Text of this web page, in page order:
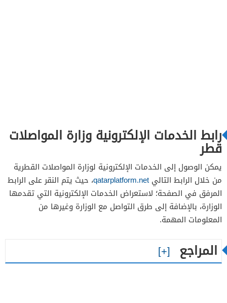
رابط الخدمات الإلكترونية وزارة المواصلات
قطر
يمكن الوصول إلى الخدمات الإلكترونية لوزارة المواصلات القطرية
من خلال الرابط التالي qatarplatform.net، حيث يتم النقر على الرابط
المرفق في الصفحة؛ لاستعراض الخدمات الإلكترونية التي تقدمها
الوزارة، بالإضافة إلى طرق التواصل مع الوزارة وغيرها من
المعلومات المهمة.
المراجع